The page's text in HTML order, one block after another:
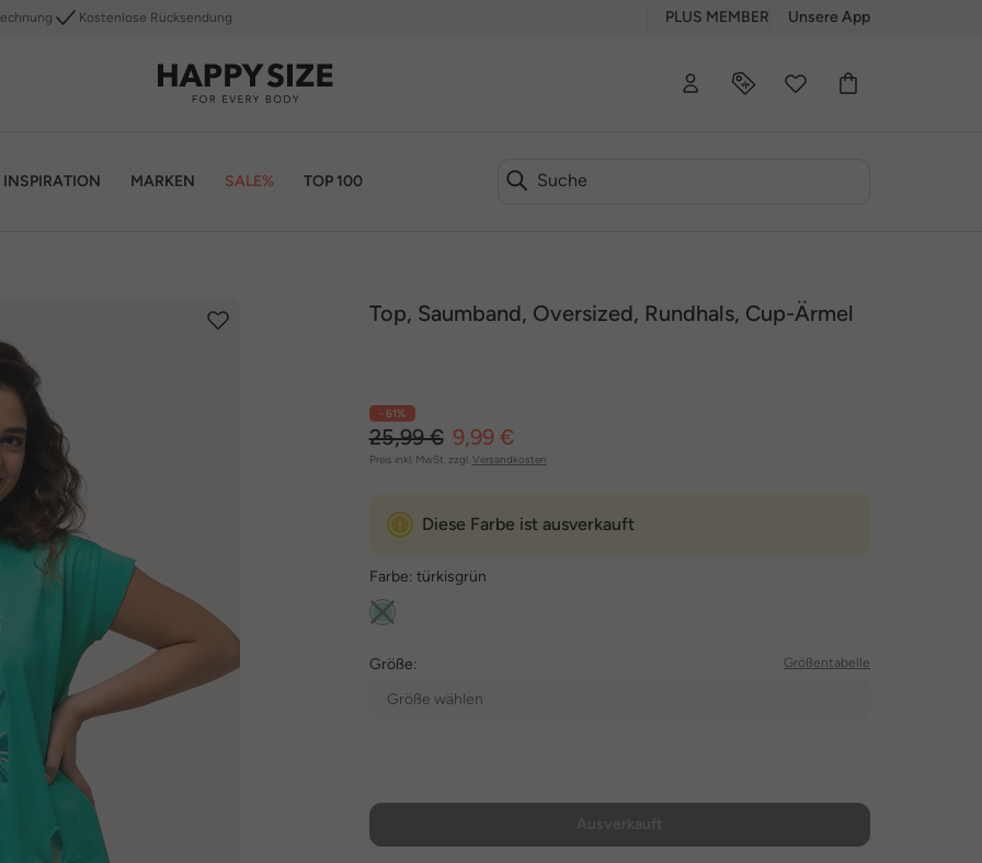
Kostenlose Rücksendung PLUS MEMBER Unsere App
INSPIRATION MARKEN SALE% TOP 100
Top, Saumband, Oversized, Rundhals, Cup-Ärmel
- 61%
25,99 € 9,99 €
Preis inkl. MwSt. zzgl. Versandkosten
Diese Farbe ist ausverkauft
Farbe: türkisgrün
Größe: Größentabelle
Größe wählen